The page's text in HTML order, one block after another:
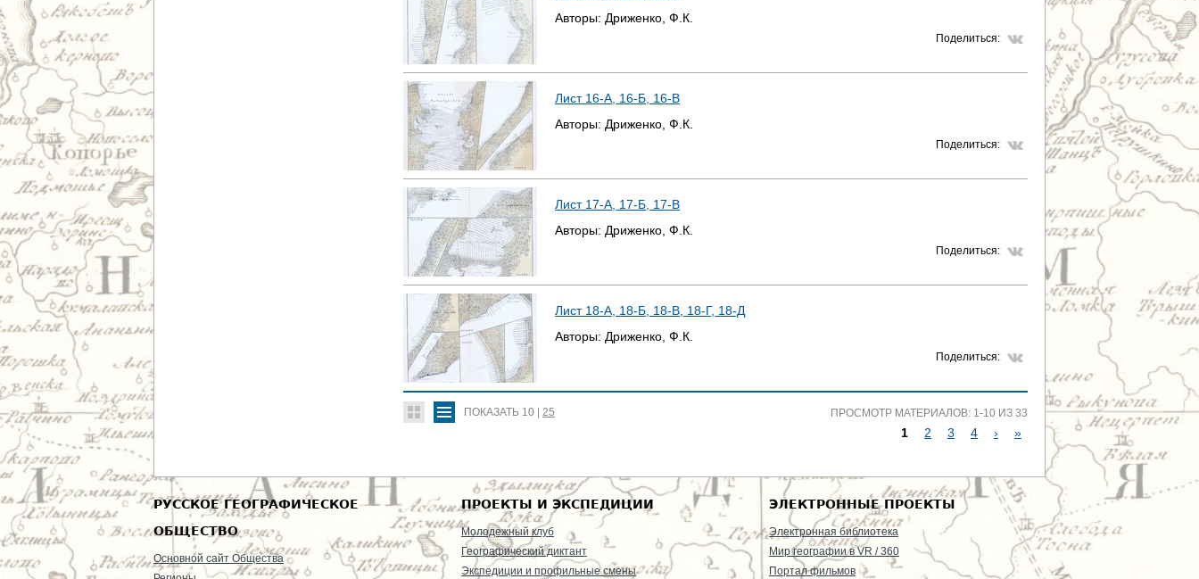
Авторы: Дриженко, Ф.К.
Поделиться:
Лист 16-А, 16-Б, 16-В
Авторы: Дриженко, Ф.К.
Поделиться:
Лист 17-А, 17-Б, 17-В
Авторы: Дриженко, Ф.К.
Поделиться:
Лист 18-А, 18-Б, 18-В, 18-Г, 18-Д
Авторы: Дриженко, Ф.К.
Поделиться:
ПОКАЗАТЬ 10 25 ПРОСМОТР МАТЕРИАЛОВ: 1-10 ИЗ 33
Т
Р
А
1 2 3 4 › »
РУССКОЕ ГЕОГРАФИЧЕСКОЕ
ОБЩЕСТВО
Основной сайт Общества
ПРОЕКТЫ И ЭКСПЕДИЦИИ
Молодежный клуб
Географический диктант
Экспедиции и профильные смены
ЭЛЕКТРОННЫЕ ПРОЕКТЫ
Электронная библиотека
Мир географии в VR / 360
Портал фильмов